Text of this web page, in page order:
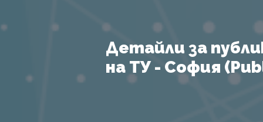
Детайли за
на ТУ - София